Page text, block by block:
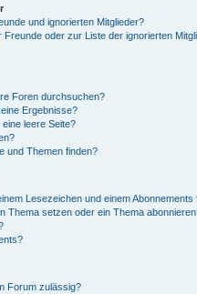
und ignorierten Mitglieder?
oder zur Liste der ignorierten
Foren durchsuchen?
Ergebnisse?
leere Seite?
und Themen finden?
Lesezeichen und einem
Thema setzen oder ein Thema
Forum zulässig?